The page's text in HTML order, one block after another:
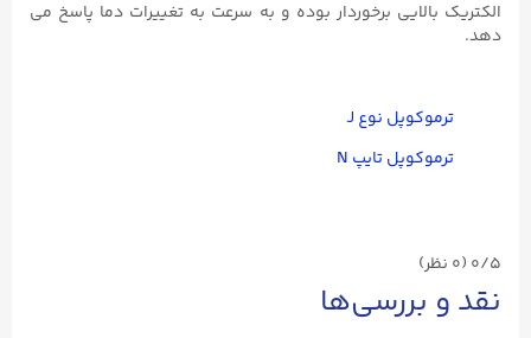
الکتریک بالایی برخوردار بوده و به سرعت به تغییرات دما پاسخ می
دهد.
ترموکوپل نوع J
ترموکوپل تایپ N
0/5 (۰ نظر)
نقد و بررسی‌ها